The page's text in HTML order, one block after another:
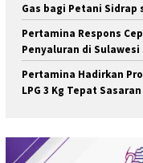
Gas bagi Petani Sidrap
Pertamina Respons
Penyaluran di
Pertamina Hadirkan
LPG 3 Kg Tepat Sasaran